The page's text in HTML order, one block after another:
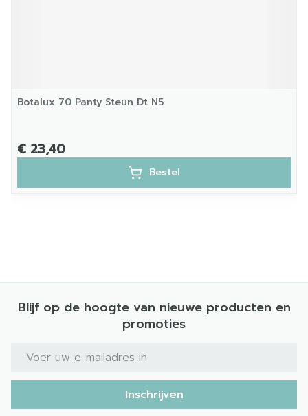
Botalux 70 Panty Steun Dt N5
€ 23,40
Bestel
Blijf op de hoogte van nieuwe producten en
promoties
E-mail adres
Inschrijven